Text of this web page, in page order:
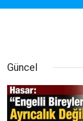
Güncel